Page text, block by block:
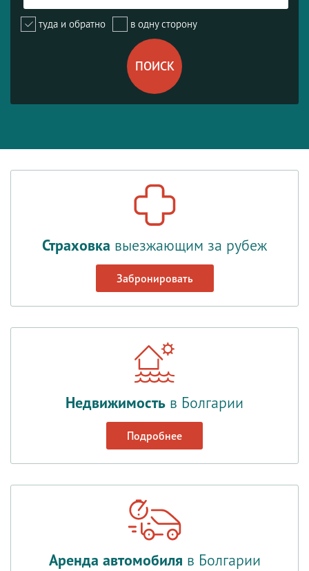
туда и обратно в одну сторону
Страховка выезжающим за рубеж
Забронировать
Недвижимость в Болгарии
Подробнее
Аренда автомобиля в Болгарии